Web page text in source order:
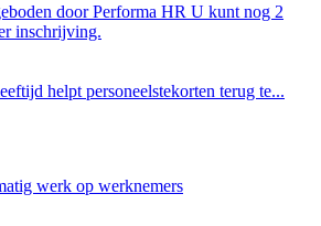
door Performa HR U kunt nog 2
inschrijving.
helpt personeelstekorten terug te...
werk op werknemers